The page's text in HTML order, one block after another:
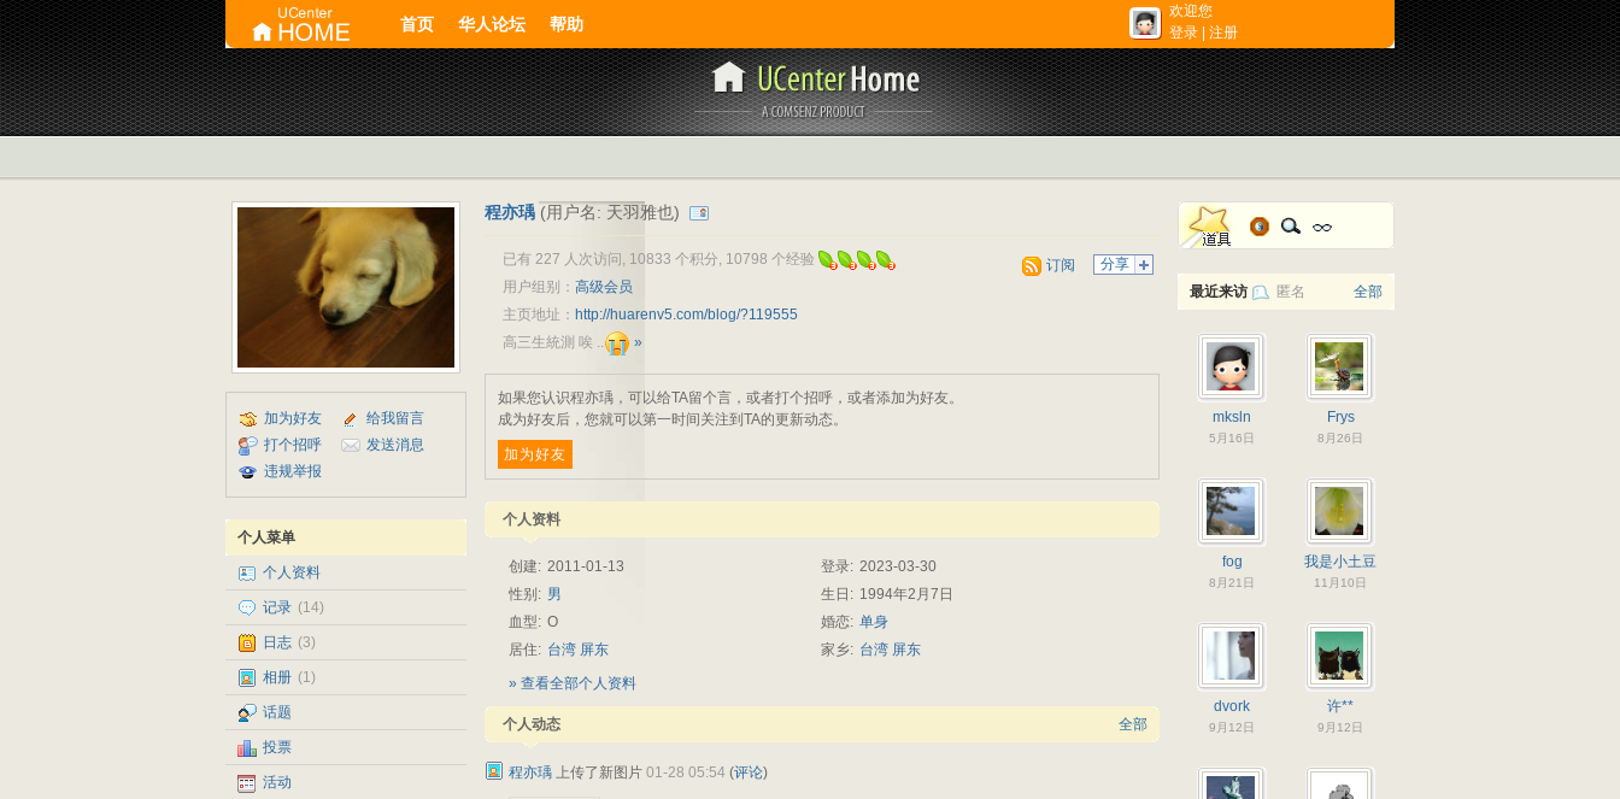
首页 华人论坛 帮助
欢迎您
登录
注册
加为好友
给我留言
打个招呼
发送消息
违规举报
个人菜单
个人资料
记录 (14)
日志 (3)
相册 (1)
话题
投票
活动
程亦瑀 (用户名: 天羽雅也)
分享
订阅
已有 227 人次访问, 10833 个积分, 10798 个经验
用户组别： 高级会员
主页地址： http://huarenv5.com/blog/?119555
高三生統測 唉 ..
»
如果您认识程亦瑀，可以给TA留个言，或者打个招呼，或者添加为好友。
成为好友后，您就可以第一时间关注到TA的更新动态。
加为好友
个人资料
创建: 2011-01-13 登录: 2023-03-30
性别: 男 生日: 1994年2月7日
血型: O 婚恋: 单身
居住: 台湾 屏东 家乡: 台湾 屏东
» 查看全部个人资料
全部
个人动态
程亦瑀 上传了新图片 01-28 05:54 (评论)
全部
最近来访 匿名
mksln
5月16日
Frys
8月26日
fog
8月21日
我是小土豆
11月10日
dvork
9月12日
许**
9月12日